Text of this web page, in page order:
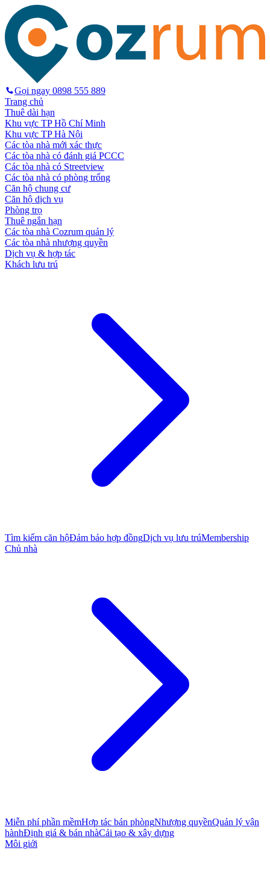
Gọi ngay 0898 555 889
Trang chủ
Thuê dài hạn
Khu vực TP Hồ Chí Minh
Khu vực TP Hà Nội
Các tòa nhà mới xác thực
Các tòa nhà có đánh giá PCCC
Các tòa nhà có Streetview
Các tòa nhà có phòng trống
Căn hộ chung cư
Căn hộ dịch vụ
Phòng trọ
Thuê ngắn hạn
Các tòa nhà Cozrum quản lý
Các tòa nhà nhượng quyền
Dịch vụ & hợp tác
Khách lưu trú
Tìm kiếm căn hộĐảm bảo hợp đồngDịch vụ lưu trúMembership
Chủ nhà
Miễn phí phần mềmHợp tác bán phòngNhượng quyềnQuản lý vận
hànhĐịnh giá & bán nhàCải tạo & xây dựng
Môi giới